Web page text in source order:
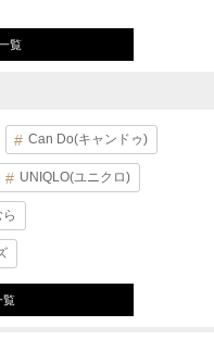
覧
Can Do(キャンドゥ)
UNIQLO(ユニクロ)
覧